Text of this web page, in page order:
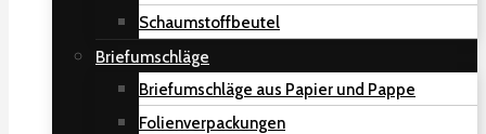
Schaumstoffbeutel
Briefumschläge
Briefumschläge aus Papier und Pappe
Folienverpackungen